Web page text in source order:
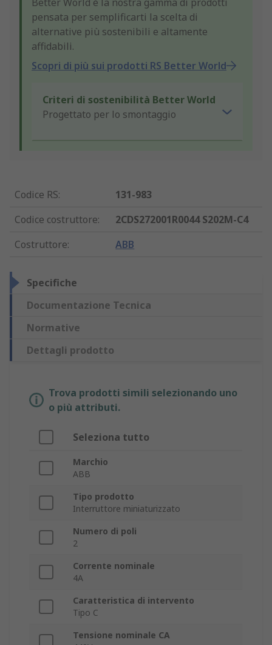
Better World è la nostra gamma di prodotti
pensata per semplificarti la scelta di
alternative più sostenibili e altamente
affidabili.
Scopri di più sui prodotti RS Better World
Criteri di sostenibilità Better World
Progettato per lo smontaggio
Codice RS:
131-983
Codice costruttore:
2CDS272001R0044 S202M-C4
Costruttore: ABB
Specifiche
Documentazione Tecnica
Normative
Dettagli prodotto
Trova prodotti simili selezionando uno
o più attributi.
Seleziona tutto
Marchio
ABB
Tipo prodotto
Interruttore miniaturizzato
Numero di poli
2
Corrente nominale
4A
Caratteristica di intervento
Tipo C
Tensione nominale CA